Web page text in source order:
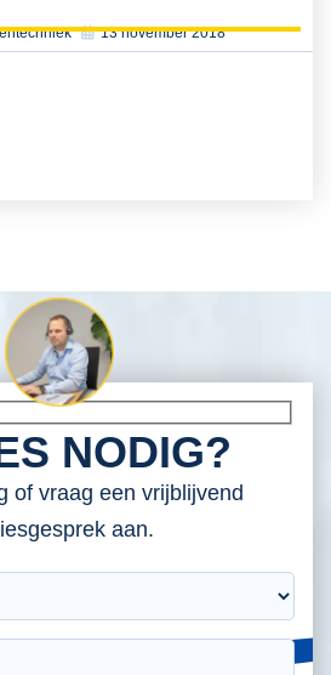
13 november 2018
NODIG?
of vraag een vrijblijvend
aan.